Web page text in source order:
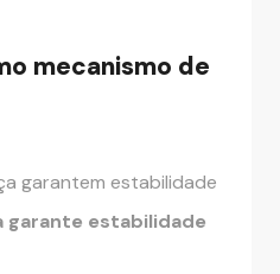
mecanismo de
garantem estabilidade
garante estabilidade